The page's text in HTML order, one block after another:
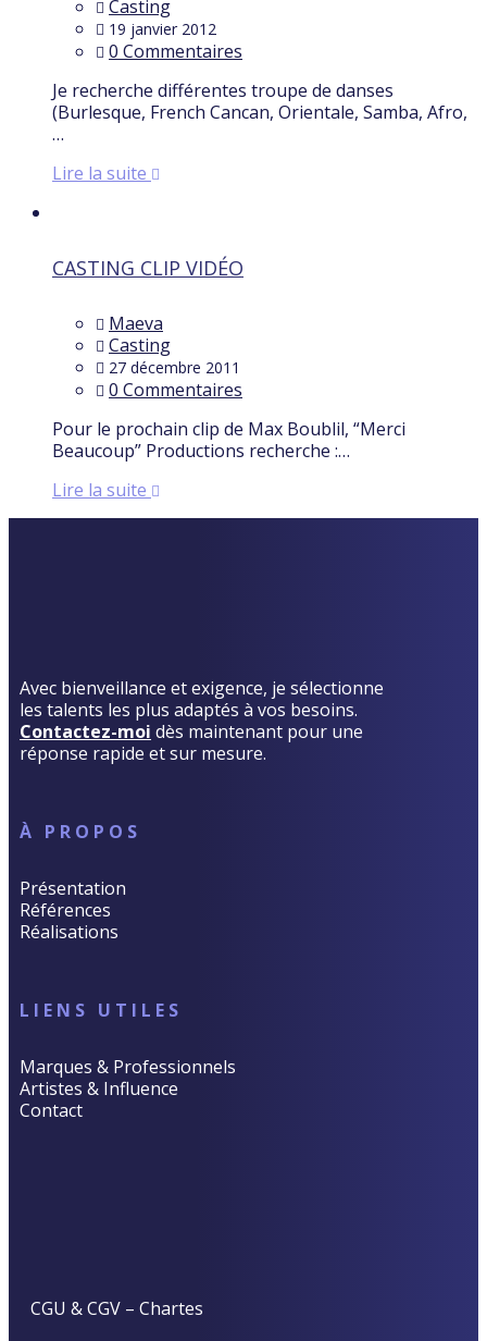
Casting
19 janvier 2012
0 Commentaires
Je recherche différentes troupe de danses
(Burlesque, French Cancan, Orientale, Samba, Afro,
…
Lire la suite
CASTING CLIP VIDÉO
Maeva
Casting
27 décembre 2011
0 Commentaires
Pour le prochain clip de Max Boublil, “Merci
Beaucoup” Productions recherche :…
Lire la suite
Avec bienveillance et exigence, je sélectionne
les talents les plus adaptés à vos besoins.
Contactez-moi dès maintenant pour une
réponse rapide et sur mesure.
À PROPOS
Présentation
Références
Réalisations
LIENS UTILES
Marques & Professionnels
Artistes & Influence
Contact
CGU & CGV – Chartes